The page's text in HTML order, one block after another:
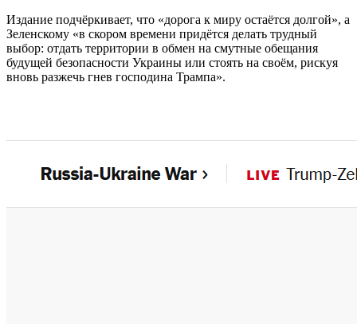
Издание подчёркивает, что «дорога к миру остаётся долгой», а
Зеленскому «в скором времени придётся делать трудный
выбор: отдать территории в обмен на смутные обещания
будущей безопасности Украины или стоять на своём, рискуя
вновь разжечь гнев господина Трампа».